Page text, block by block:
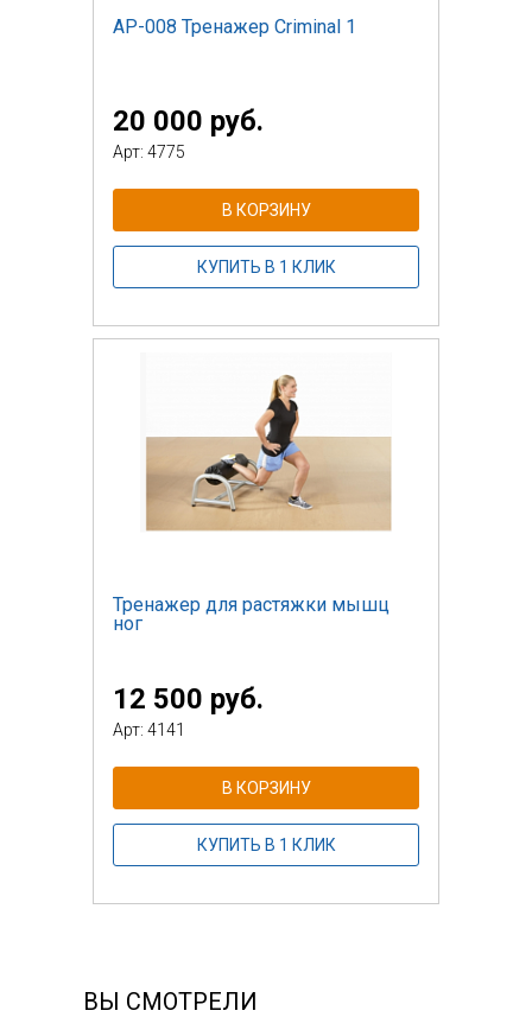
AP-008 Тренажер Criminal 1
20 000 руб.
Арт: 4775
В КОРЗИНУ
КУПИТЬ В 1 КЛИК
Тренажер для растяжки мышц
ног
12 500 руб.
Арт: 4141
В КОРЗИНУ
КУПИТЬ В 1 КЛИК
ВЫ СМОТРЕЛИ